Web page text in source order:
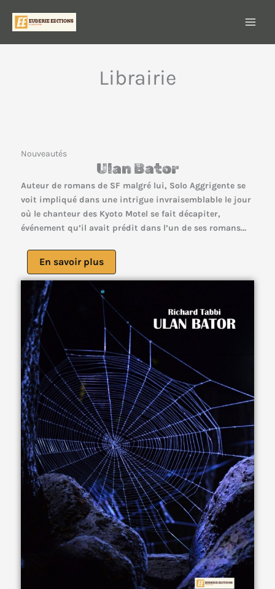
contenu
Librairie
Nouveautés
Ulan Bator
Auteur de romans de SF malgré lui, Solo Aggrigente se
voit impliqué dans une intrigue invraisemblable le jour
où le chanteur des Kyoto Motel se fait décapiter,
événement qu’il avait prédit dans l’un de ses romans…
En savoir plus